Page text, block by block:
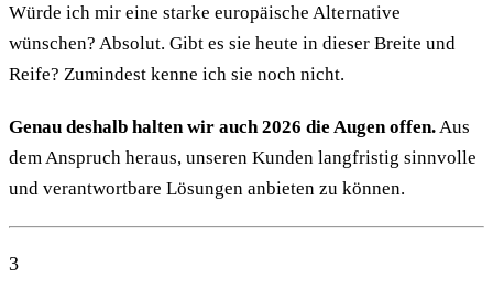
Würde ich mir eine starke europäische Alternative
wünschen? Absolut. Gibt es sie heute in dieser Breite und
Reife? Zumindest kenne ich sie noch nicht.
Genau deshalb halten wir auch 2026 die Augen offen. Aus
dem Anspruch heraus, unseren Kunden langfristig sinnvolle
und verantwortbare Lösungen anbieten zu können.
3